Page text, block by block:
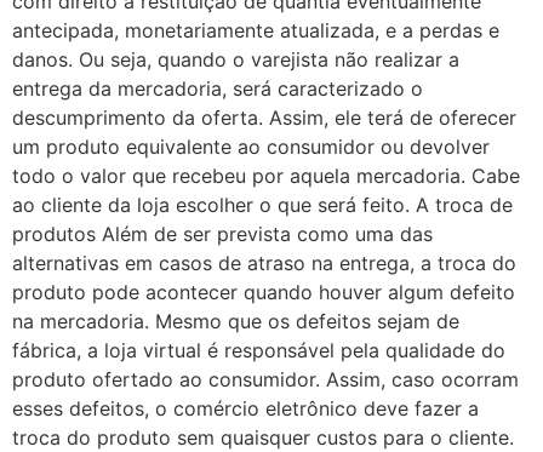
antecipada, monetariamente atualizada, e a perdas e
danos. Ou seja, quando o varejista não realizar a
entrega da mercadoria, será caracterizado o
descumprimento da oferta. Assim, ele terá de oferecer
um produto equivalente ao consumidor ou devolver
todo o valor que recebeu por aquela mercadoria. Cabe
ao cliente da loja escolher o que será feito. A troca de
produtos Além de ser prevista como uma das
alternativas em casos de atraso na entrega, a troca do
produto pode acontecer quando houver algum defeito
na mercadoria. Mesmo que os defeitos sejam de
fábrica, a loja virtual é responsável pela qualidade do
produto ofertado ao consumidor. Assim, caso ocorram
esses defeitos, o comércio eletrônico deve fazer a
troca do produto sem quaisquer custos para o cliente.